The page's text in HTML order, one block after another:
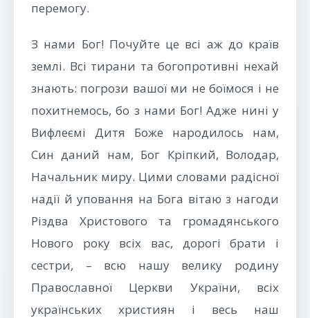
перемогу.
З нами Бог! Почуйте це всі аж до країв
землі. Всі тирани та богопротивні нехай
знають: погрози вашої ми не боїмося і не
похитнемось, бо з нами Бог! Адже нині у
Вифлеємі Дитя Боже народилось нам,
Син даний нам, Бог Кріпкий, Володар,
Начальник миру. Цими словами радісної
надії й уповання на Бога вітаю з нагоди
Різдва Христового та громадянського
Нового року всіх вас, дорогі брати і
сестри, – всю нашу велику родину
Православної Церкви України, всіх
українських християн і весь наш